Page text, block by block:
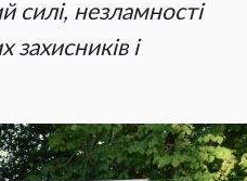
незламності
захисників і